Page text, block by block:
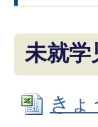
未就学
きょ